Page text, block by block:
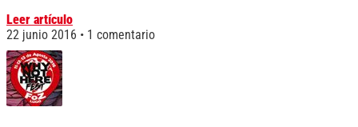
Leer artículo
22 junio 2016
1 comentario